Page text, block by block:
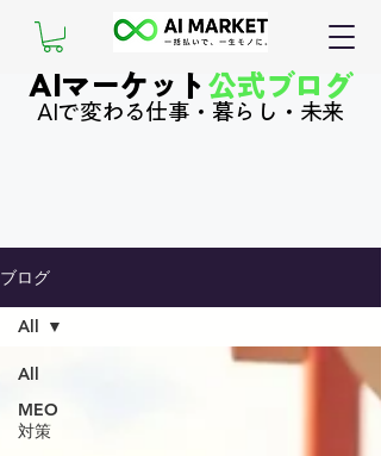
AIマーケット 公式ブログ
AIで変わる仕事・暮らし・未来
ブログ
All
MEO
対策
All